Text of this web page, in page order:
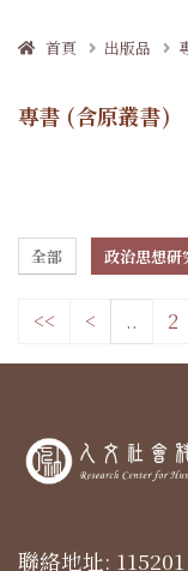
首頁 出版品
專書 (含原叢書)
全部 政治思想研
<< < .. 2
聯絡地址: